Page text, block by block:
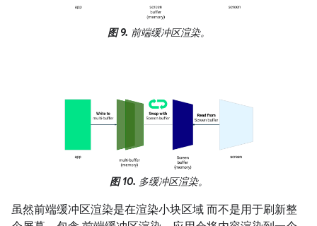
图 9. 前端缓冲区渲染。
图 10. 多缓冲区渲染。
虽然前端缓冲区渲染是在渲染小块区域 而不是用于刷新整